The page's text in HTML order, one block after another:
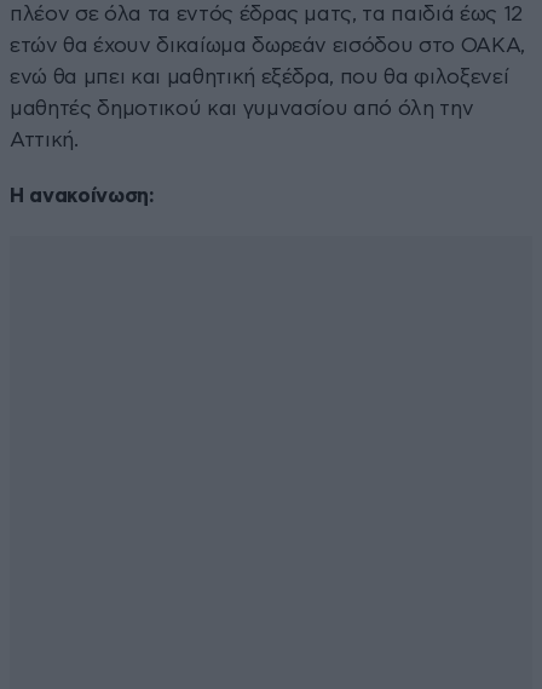
πλέον σε όλα τα εντός έδρας ματς, τα παιδιά έως 12
ετών θα έχουν δικαίωμα δωρεάν εισόδου στο ΟΑΚΑ,
ενώ θα μπει και μαθητική εξέδρα, που θα φιλοξενεί
μαθητές δημοτικού και γυμνασίου από όλη την
Αττική.
Η ανακοίνωση: